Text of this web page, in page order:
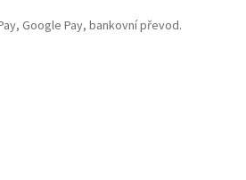
Google Pay, bankovní převod.